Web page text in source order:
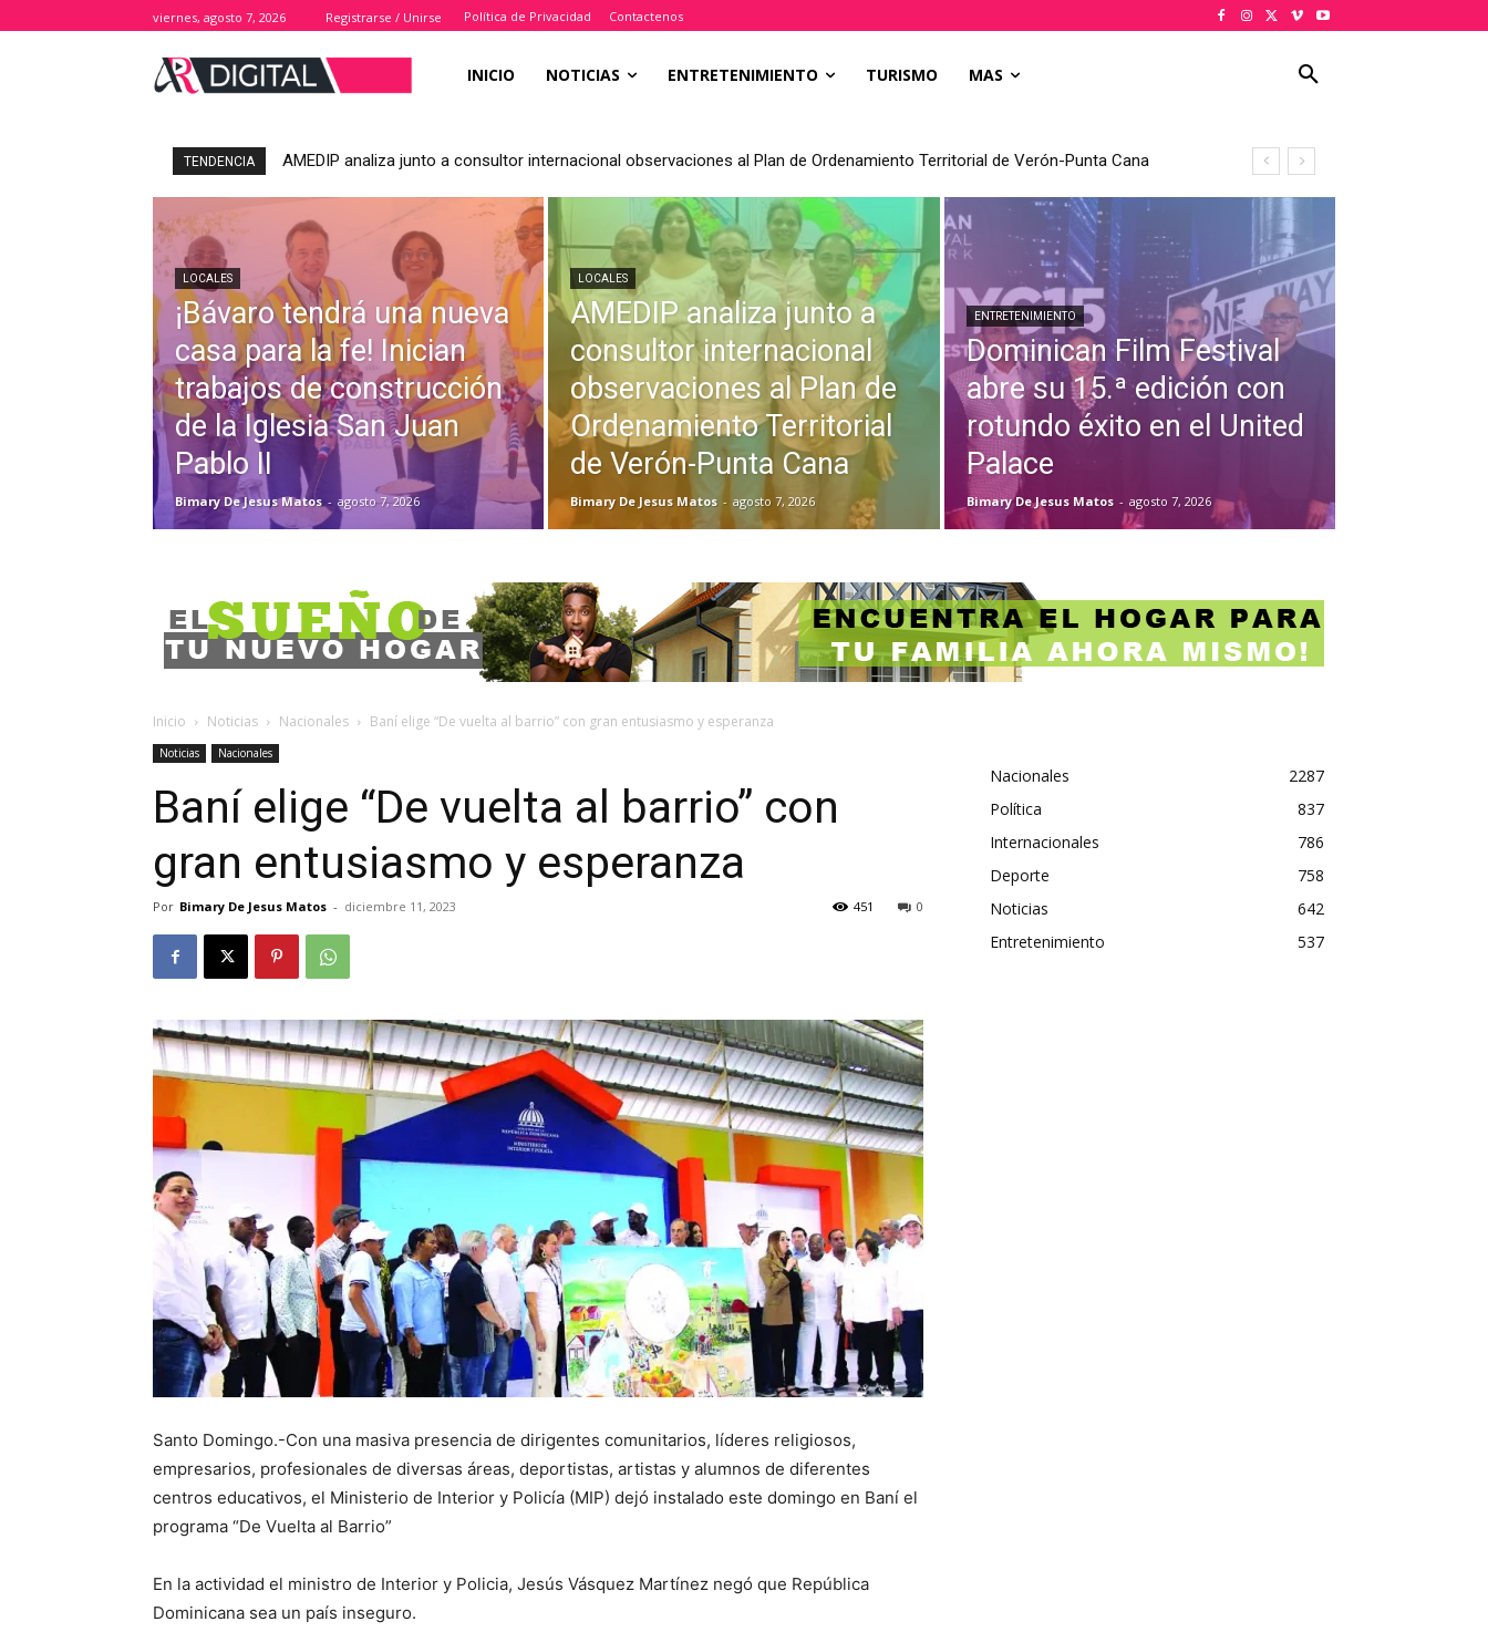
viernes, agosto 7, 2026 Registrarse / Unirse Política de Privacidad Contactenos
INICIO NOTICIAS ENTRETENIMIENTO TURISMO MAS
TENDENCIA AMEDIP analiza junto a consultor internacional observaciones al Plan de Ordenamiento Territorial de Verón-Punta Cana
LOCALES
¡Bávaro tendrá una nueva
casa para la fe! Inician
trabajos de construcción
de la Iglesia San Juan
Pablo II
Bimary De Jesus Matos - agosto 7, 2026
LOCALES
AMEDIP analiza junto a
consultor internacional
observaciones al Plan de
Ordenamiento Territorial
de Verón-Punta Cana
Bimary De Jesus Matos - agosto 7, 2026
ENTRETENIMIENTO
Dominican Film Festival
abre su 15.ª edición con
rotundo éxito en el United
Palace
Bimary De Jesus Matos - agosto 7, 2026
Inicio Noticias Nacionales Baní elige “De vuelta al barrio” con gran entusiasmo y esperanza
Noticias Nacionales
Baní elige “De vuelta al barrio” con
gran entusiasmo y esperanza
Por Bimary De Jesus Matos - diciembre 11, 2023 0
451
Santo Domingo.-Con una masiva presencia de dirigentes comunitarios, líderes religiosos,
empresarios, profesionales de diversas áreas, deportistas, artistas y alumnos de diferentes
centros educativos, el Ministerio de Interior y Policía (MIP) dejó instalado este domingo en Baní el
programa “De Vuelta al Barrio”
En la actividad el ministro de Interior y Policia, Jesús Vásquez Martínez negó que República
Dominicana sea un país inseguro.
Nacionales
2287
Política
837
Internacionales
786
Deporte
758
Noticias
642
Entretenimiento
537